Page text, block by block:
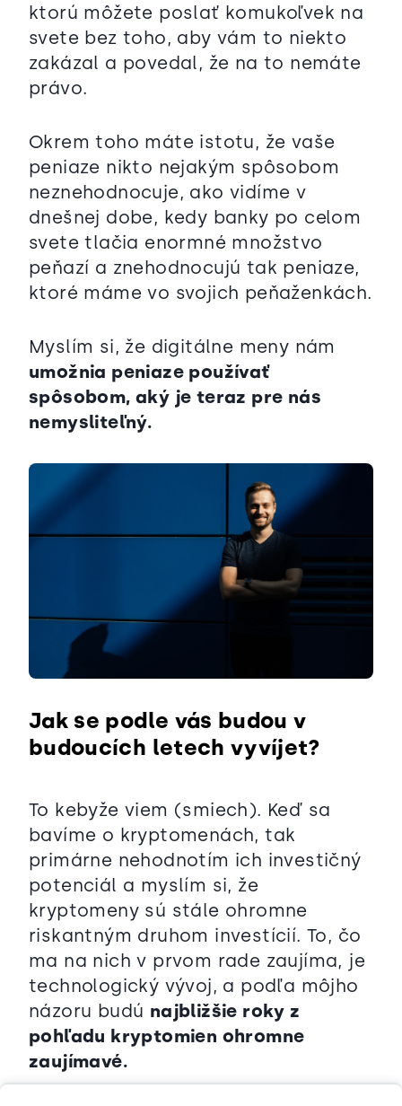
ktorú môžete poslať komukoľvek na
svete bez toho, aby vám to niekto
zakázal a povedal, že na to nemáte
právo.
Okrem toho máte istotu, že vaše
peniaze nikto nejakým spôsobom
neznehodnocuje, ako vidíme v
dnešnej dobe, kedy banky po celom
svete tlačia enormné množstvo
peňazí a znehodnocujú tak peniaze,
ktoré máme vo svojich peňaženkách.
Myslím si, že digitálne meny nám
umožnia peniaze používať
spôsobom, aký je teraz pre nás
nemysliteľný.
Jak se podle vás budou v
budoucích letech vyvíjet?
To kebyže viem (smiech). Keď sa
bavíme o kryptomenách, tak
primárne nehodnotím ich investičný
potenciál a myslím si, že
kryptomeny sú stále ohromne
riskantným druhom investícií. To, čo
ma na nich v prvom rade zaujíma, je
technologický vývoj, a podľa môjho
názoru budú najbližšie roky z
pohľadu kryptomien ohromne
zaujímavé.